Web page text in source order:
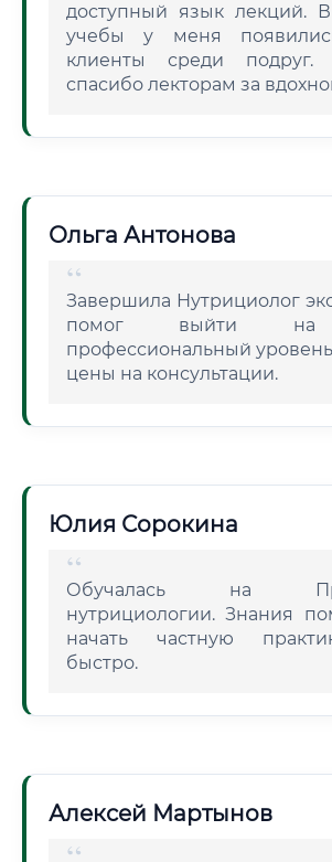
доступный язык лекций.
учебы у меня
клиенты среди подруг.
спасибо лекторам за
Ольга Антонова
Завершила Нутрициолог
помог выйти на
профессиональный
цены на консультации.
Юлия Сорокина
Обучалась на
нутрициологии. Знания
начать частную
быстро.
Алексей Мартынов